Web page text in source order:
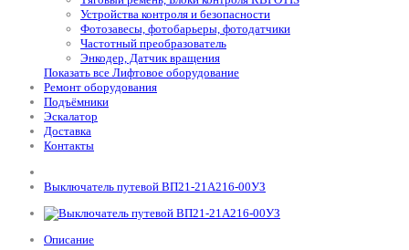
Устройства контроля и безопасности
Фотозавесы, фотобарьеры, фотодатчики
Частотный преобразователь
Энкодер, Датчик вращения
Показать все Лифтовое оборудование
Ремонт оборудования
Подъёмники
Эскалатор
Доставка
Контакты
Выключатель путевой ВП21-21А216-00УЗ
Описание